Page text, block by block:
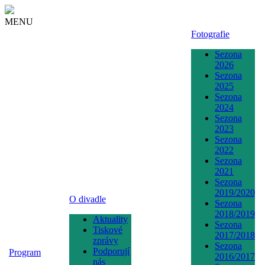
MENU
Program
O divadle
Aktuality
Tiskové
zprávy
Podporují
nás
Fotografie
Sezona
2026
Sezona
2025
Sezona
2024
Sezona
2023
Sezona
2022
Sezona
2021
Sezona
2019/2020
Sezona
2018/2019
Sezona
2017/2018
Sezona
2016/2017